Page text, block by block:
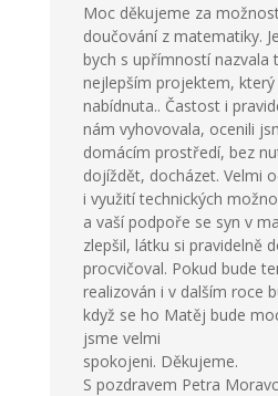
Moc děkujeme za
doučování z matematiky.
bych s upřímností nazvala
nejlepším projektem, který
nabídnuta.. Častost i
nám vyhovovala, ocenili
domácím prostředí, bez
dojíždět, docházet. Velmi
i využití technických
a vaší podpoře se syn v
zlepšil, látku si pravidelně
procvičoval. Pokud bude
realizován i v dalším roce
když se ho Matěj bude
jsme velmi
spokojeni. Děkujeme.
S pozdravem Petra